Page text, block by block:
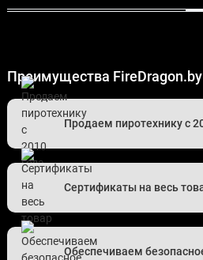
Преимущества FireDragon.by
Продаем пиротехнику с
Сертификаты на весь
Обеспечиваем